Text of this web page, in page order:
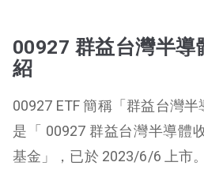
00927 群益台灣半導
紹
00927 ETF 簡稱「群益台灣半
是「 00927 群益台灣半導體
基金」，已於 2023/6/6 上市。